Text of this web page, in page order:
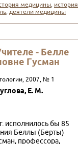
медицины, история
,деятели медицины
- Белле
Гусман
2007, № 1
Е. М.
исполнилось бы 85
Беллы (Берты)
профессо­ра,